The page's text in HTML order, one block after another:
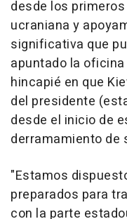
desde los
ucraniana y
significativa que
apuntado la
hincapié en que
del presidente
desde el inicio de
derramamiento de
"Estamos
preparados para
con la parte